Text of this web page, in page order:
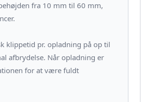
fra 10 mm til 60 mm,
klippetid pr. opladning på op til
afbrydelse. Når opladning er
for at være fuldt